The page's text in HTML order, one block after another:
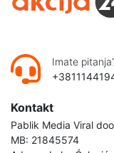
Imate
Kontakt
Pablik Media Viral
MB: 21845574